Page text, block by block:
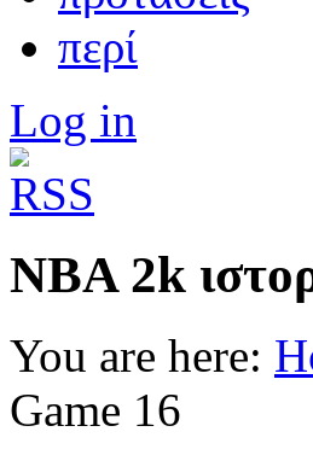
περί
Log in
NBA 2k
You are here:
Game 16